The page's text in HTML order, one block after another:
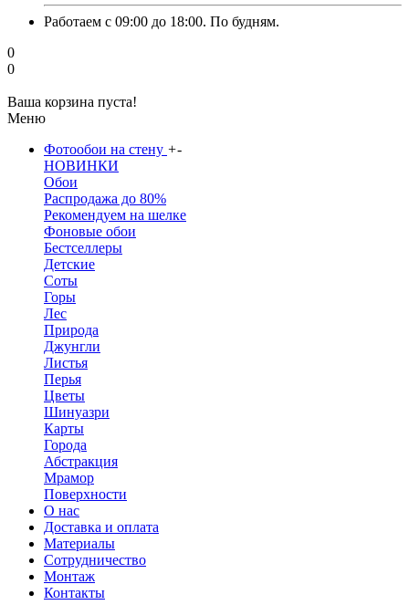
Работаем с 09:00 до 18:00. По будням.
0
0
Ваша корзина пуста!
Меню
Фотообои на стену +-
НОВИНКИ
Обои
Распродажа до 80%
Рекомендуем на шелке
Фоновые обои
Бестселлеры
Детские
Соты
Горы
Лес
Природа
Джунгли
Листья
Перья
Цветы
Шинуазри
Карты
Города
Абстракция
Мрамор
Поверхности
О нас
Доставка и оплата
Материалы
Сотрудничество
Монтаж
Контакты